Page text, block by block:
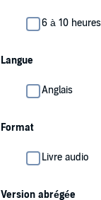
6 à 10 heures
Langue
Anglais
Format
Livre audio
Version abrégée